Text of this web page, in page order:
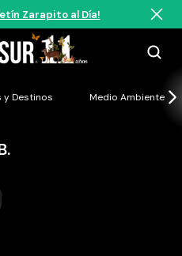
Zarapito al Día!
y Destinos Medio Ambiente
www.instagram.com/